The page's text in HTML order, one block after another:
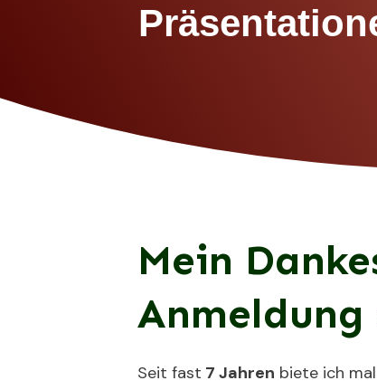
Mein
Seit fast 7 Jahren biete ich